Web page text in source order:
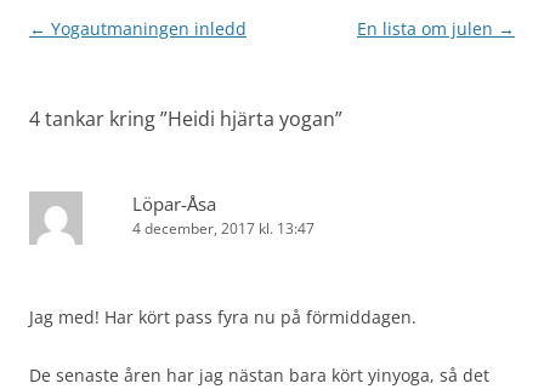
Inläggsnavigering
← Yogautmaningen inledd En lista om julen →
4 tankar kring ”Heidi hjärta yogan”
Löpar-Åsa
4 december, 2017 kl. 13:47
Jag med! Har kört pass fyra nu på förmiddagen.
De senaste åren har jag nästan bara kört yinyoga, så det